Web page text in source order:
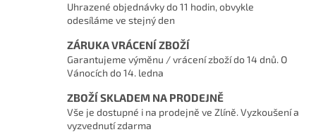
Uhrazené objednávky do 11 hodin, obvykle
odesíláme ve stejný den
ZÁRUKA VRÁCENÍ ZBOŽÍ
Garantujeme výměnu / vrácení zboží do 14 dnů. O
Vánocích do 14. ledna
ZBOŽÍ SKLADEM NA PRODEJNĚ
Vše je dostupné i na prodejně ve Zlíně. Vyzkoušení a
vyzvednutí zdarma